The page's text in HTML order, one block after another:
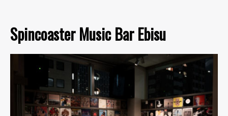
Spincoaster Music Bar Ebisu